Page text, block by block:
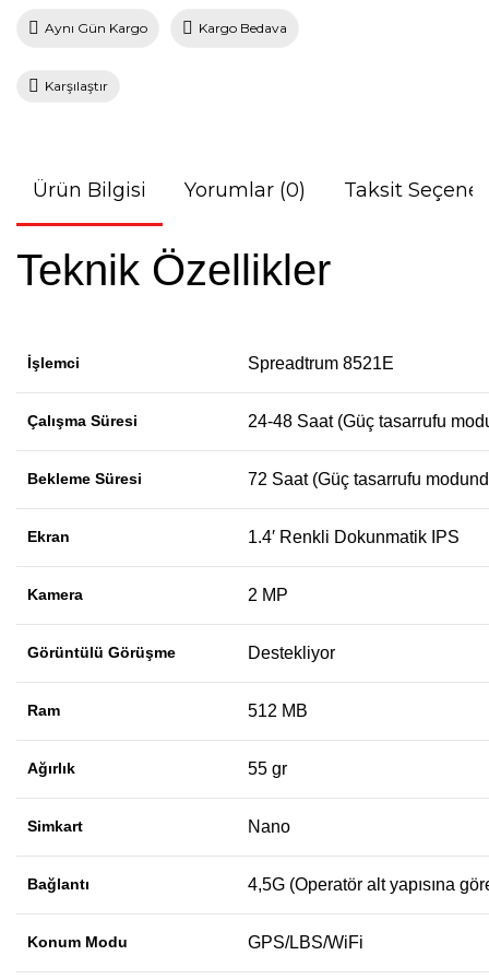
Aynı Gün Kargo Kargo Bedava
Karşılaştır
Ürün Bilgisi Yorumlar (0) Taksit
Teknik Özellikler
İşlemci Spreadtrum 8521E
Çalışma Süresi 24-48 Saat (Güç tasarrufu
Bekleme Süresi 72 Saat (Güç tasarrufu
Ekran 1.4′ Renkli Dokunmatik IPS
Kamera 2 MP
Görüntülü Görüşme Destekliyor
Ram 512 MB
Ağırlık 55 gr
Simkart Nano
Bağlantı 4,5G (Operatör alt yapısına
Konum Modu GPS/LBS/WiFi